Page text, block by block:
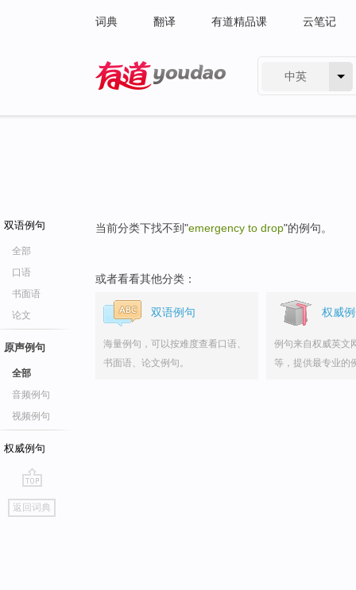
词典 翻译 有道精品课 云笔记
中英
双语例句
全部
口语
书面语
论文
原声例句
全部
音频例句
视频例句
权威例句
go
top
返回词典
当前分类下找不到"emergency to drop"的例句。
或者看看其他分类：
双语例句
海量例句，可以按难度查看口语、
书面语、论文例句。
权威
例句来自权威英文
等，提供最专业的